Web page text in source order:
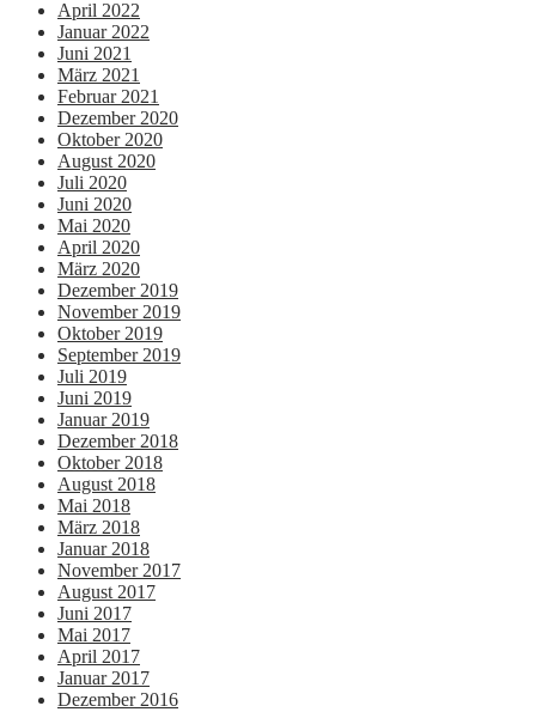
April 2022
Januar 2022
Juni 2021
März 2021
Februar 2021
Dezember 2020
Oktober 2020
August 2020
Juli 2020
Juni 2020
Mai 2020
April 2020
März 2020
Dezember 2019
November 2019
Oktober 2019
September 2019
Juli 2019
Juni 2019
Januar 2019
Dezember 2018
Oktober 2018
August 2018
Mai 2018
März 2018
Januar 2018
November 2017
August 2017
Juni 2017
Mai 2017
April 2017
Januar 2017
Dezember 2016